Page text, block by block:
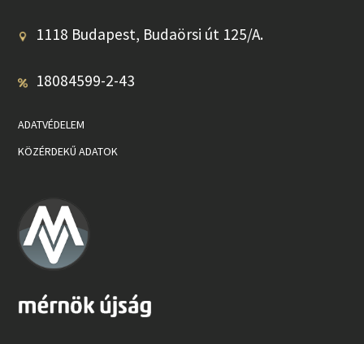
1118 Budapest, Budaörsi út 125/A.
18084599-2-43
ADATVÉDELEM
KÖZÉRDEKŰ ADATOK